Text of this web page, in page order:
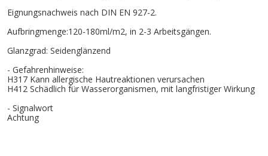
Eignungsnachweis nach DIN EN 927-2.
Aufbringmenge:120-180ml/m2, in 2-3 Arbeitsgängen.
Glanzgrad: Seidenglänzend
- Gefahrenhinweise:
H317 Kann allergische Hautreaktionen verursachen
H412 Schädlich für Wasserorganismen, mit langfristiger Wirkung
- Signalwort
Achtung